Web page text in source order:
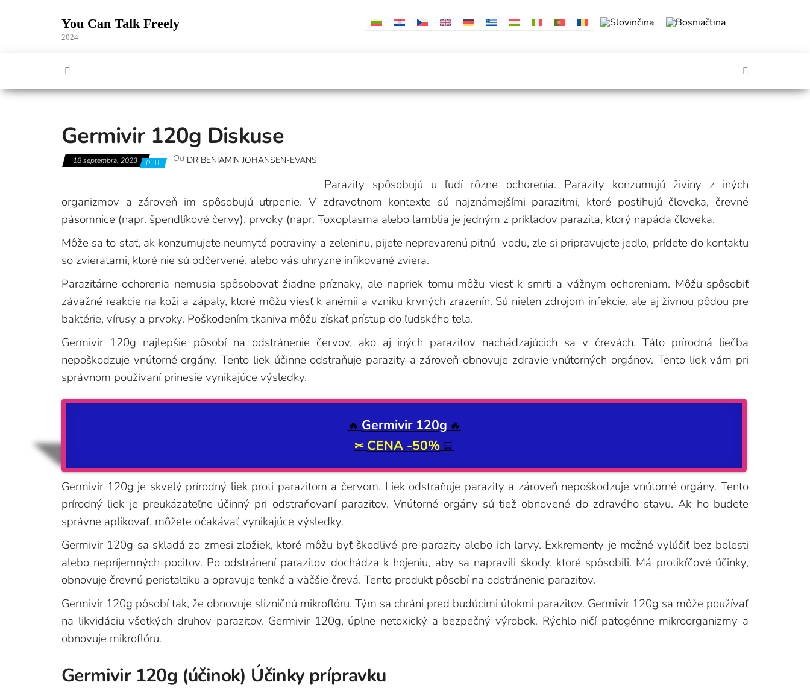
You Can Talk Freely
2024
Germivir 120g Diskuse
18 septembra, 2023 0 Od DR BENIAMIN JOHANSEN-EVANS
Parazity spôsobujú u ľudí rôzne ochorenia. Parazity konzumujú živiny z iných
organizmov a zároveň im spôsobujú utrpenie. V zdravotnom kontexte sú najznámejšími parazitmi, ktoré postihujú človeka, črevné
pásomnice (napr. špendlíkové červy), prvoky (napr. Toxoplasma alebo lamblia je jedným z príkladov parazita, ktorý napáda človeka.
Môže sa to stať, ak konzumujete neumyté potraviny a zeleninu, pijete neprevarenú pitnú vodu, zle si pripravujete jedlo, prídete do kontaktu
so zvieratami, ktoré nie sú odčervené, alebo vás uhryzne infikované zviera.
Parazitárne ochorenia nemusia spôsobovať žiadne príznaky, ale napriek tomu môžu viesť k smrti a vážnym ochoreniam. Môžu spôsobiť
závažné reakcie na koži a zápaly, ktoré môžu viesť k anémii a vzniku krvných zrazenín. Sú nielen zdrojom infekcie, ale aj živnou pôdou pre
baktérie, vírusy a prvoky. Poškodením tkaniva môžu získať prístup do ľudského tela.
Germivir 120g najlepšie pôsobí na odstránenie červov, ako aj iných parazitov nachádzajúcich sa v črevách. Táto prírodná liečba
nepoškodzuje vnútorné orgány. Tento liek účinne odstraňuje parazity a zároveň obnovuje zdravie vnútorných orgánov. Tento liek vám pri
správnom používaní prinesie vynikajúce výsledky.
🔥 Germivir 120g 🔥
✂ CENA -50% 🛒
Germivir 120g je skvelý prírodný liek proti parazitom a červom. Liek odstraňuje parazity a zároveň nepoškodzuje vnútorné orgány. Tento
prírodný liek je preukázateľne účinný pri odstraňovaní parazitov. Vnútorné orgány sú tiež obnovené do zdravého stavu. Ak ho budete
správne aplikovať, môžete očakávať vynikajúce výsledky.
Germivir 120g sa skladá zo zmesi zložiek, ktoré môžu byť škodlivé pre parazity alebo ich larvy. Exkrementy je možné vylúčiť bez bolesti
alebo nepríjemných pocitov. Po odstránení parazitov dochádza k hojeniu, aby sa napravili škody, ktoré spôsobili. Má protikŕčové účinky,
obnovuje črevnú peristaltiku a opravuje tenké a väčšie črevá. Tento produkt pôsobí na odstránenie parazitov.
Germivir 120g pôsobí tak, že obnovuje slizničnú mikroflóru. Tým sa chráni pred budúcimi útokmi parazitov. Germivir 120g sa môže používať
na likvidáciu všetkých druhov parazitov. Germivir 120g, úplne netoxický a bezpečný výrobok. Rýchlo ničí patogénne mikroorganizmy a
obnovuje mikroflóru.
Germivir 120g (účinok) Účinky prípravku